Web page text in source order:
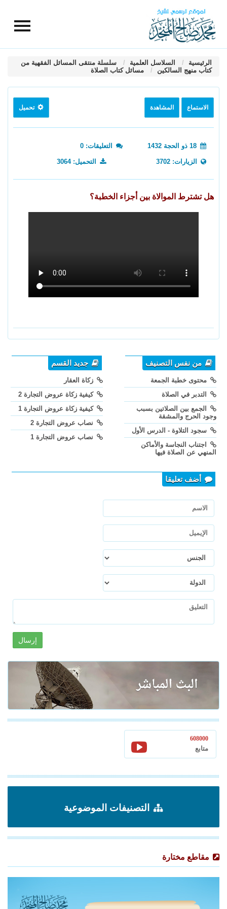
الرئيسية السلاسل العلمية
سلسلة منتقى المسائل الفقهية من
كتاب منهج السالكين
مسائل كتاب الصلاة
الاستماع المشاهدة تحميل
التعليقات: 0
الزيارات: 3702 التحميل: 3064
هل تشترط الموالاة بين أجزاء الخطبة؟
من نفس التصنيف
محتوى خطبة الجمعة
التدبر في الصلاة
الجمع بين الصلاتين بسبب
وجود الحرج والمشقة
سجود التلاوة - الدرس الأول
اجتناب النجاسة والأماكن
المنهي عن الصلاة فيها
جديد القسم
زكاة العقار
كيفية زكاة عروض التجارة 2
كيفية زكاة عروض التجارة 1
نصاب عروض التجارة 2
نصاب عروض التجارة 1
أضف تعليقا
إرسال
608000
متابع
التصنيفات الموضوعية
مقاطع مختارة